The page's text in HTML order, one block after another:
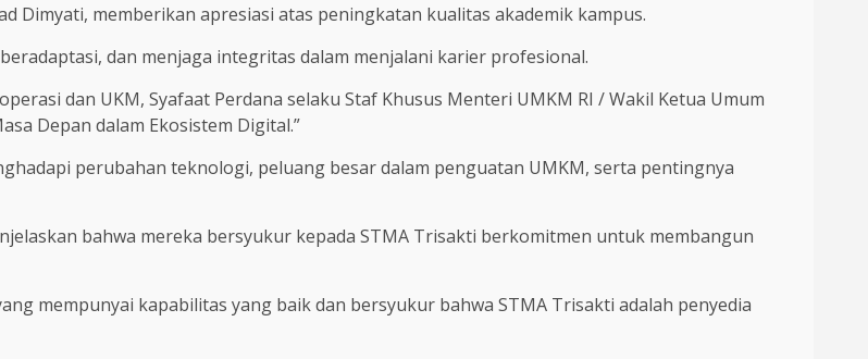
Dimyati, memberikan apresiasi atas peningkatan kualitas akademik kampus.
dan menjaga integritas dalam menjalani karier profesional.
dan UKM, Syafaat Perdana selaku Staf Khusus Menteri UMKM RI / Wakil Ketua Umum
Depan dalam Ekosistem Digital.”
perubahan teknologi, peluang besar dalam penguatan UMKM, serta pentingnya
bahwa mereka bersyukur kepada STMA Trisakti berkomitmen untuk membangun
mempunyai kapabilitas yang baik dan bersyukur bahwa STMA Trisakti adalah penyedia